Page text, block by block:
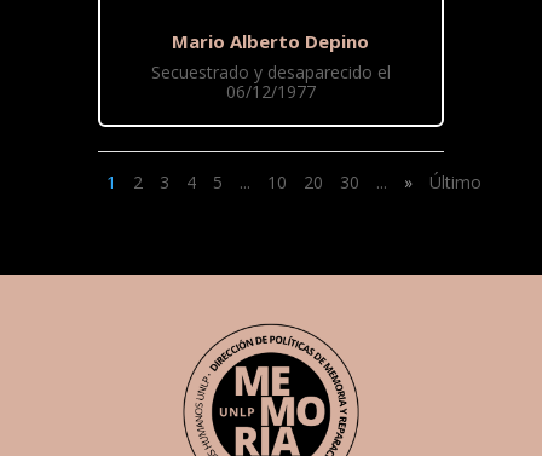
Mario Alberto Depino
Secuestrado y desaparecido el
06/12/1977
1 2 3 4 5 ... 10 20 30 ... » Último